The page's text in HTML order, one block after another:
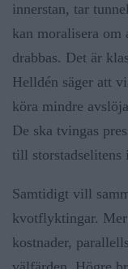
innerstan, tar
kan moralisera om
drabbas. Det är
Helldén säger att
köra mindre
De ska tvingas
till storstadselitens
Samtidigt vill
kvotflyktingar. Mer
kostnader,